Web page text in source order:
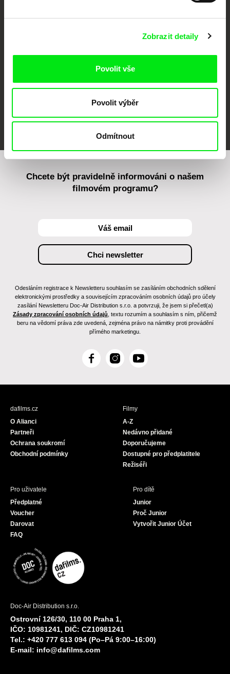
Zobrazit detaily
Povolit vše
Povolit výběr
Odmítnout
Chcete být pravidelně informováni o našem
filmovém programu?
Odesláním registrace k Newsletteru souhlasím se zasíláním obchodních sdělení
elektronickými prostředky a souvisejícím zpracováním osobních údajů pro účely
zasílání Newsletteru Doc-Air Distribution s.r.o. a potvrzuji, že jsem si přečetl(a)
Zásady zpracování osobních údajů , textu rozumím a souhlasím s ním, přičemž
beru na vědomí práva zde uvedená, zejména právo na námitky proti provádění
přímého marketingu.
F
c
I
s
Y
u
dafilms.cz
O Alianci
Partneři
Ochrana soukromí
Obchodní podmínky
Filmy
A-Z
Nedávno přidané
Doporučujeme
Dostupné pro předplatitele
Režiséři
Pro uživatele
Předplatné
Voucher
Darovat
FAQ
Pro dítě
Junior
Proč Junior
Vytvořit Junior Účet
Doc-Air Distribution s.r.o.
Ostrovní 126/30, 110 00 Praha 1,
IČO: 10981241, DIČ: CZ10981241
Tel.: +420 777 613 094 (Po–Pá 9:00–16:00)
E-mail: info@dafilms.com